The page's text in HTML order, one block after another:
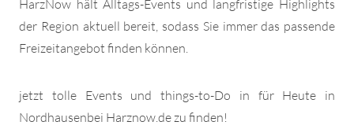
HarzNow hält Alltags-Events und langfristige Highlights
der Region aktuell bereit, sodass Sie immer das passende
Freizeitangebot finden können.
jetzt tolle Events und things-to-Do in für Heute in
Nordhausenbei Harznow.de zu finden!